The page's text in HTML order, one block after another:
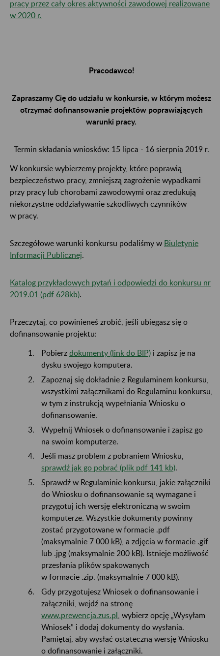
pracy przez cały okres aktywności zawodowej realizowane
w 2020 r.
Pracodawco!
Zapraszamy Cię do udziału w konkursie, w którym możesz
otrzymać dofinansowanie projektów poprawiających
warunki pracy.
Termin składania wniosków: 15 lipca - 16 sierpnia 2019 r.
W konkursie wybierzemy projekty, które poprawią
bezpieczeństwo pracy, zmniejszą zagrożenie wypadkami
przy pracy lub chorobami zawodowymi oraz zredukują
niekorzystne oddziaływanie szkodliwych czynników
w pracy.
Szczegółowe warunki konkursu podaliśmy w Biuletynie
Informacji Publicznej.
Katalog przykładowych pytań i odpowiedzi do konkursu nr
2019.01 (pdf 628kb).
Przeczytaj, co powinieneś zrobić, jeśli ubiegasz się o
dofinansowanie projektu:
Pobierz dokumenty (link do BIP) i zapisz je na
dysku swojego komputera.
Zapoznaj się dokładnie z Regulaminem konkursu,
wszystkimi załącznikami do Regulaminu konkursu,
w tym z instrukcją wypełniania Wniosku o
dofinansowanie.
Wypełnij Wniosek o dofinansowanie i zapisz go
na swoim komputerze.
Jeśli masz problem z pobraniem Wniosku,
sprawdź jak go pobrać (plik pdf 141 kb).
Sprawdź w Regulaminie konkursu, jakie załączniki
do Wniosku o dofinansowanie są wymagane i
przygotuj ich wersję elektroniczną w swoim
komputerze. Wszystkie dokumenty powinny
zostać przygotowane w formacie .pdf
(maksymalnie 7 000 kB), a zdjęcia w formacie .gif
lub .jpg (maksymalnie 200 kB). Istnieje możliwość
przesłania plików spakowanych
w formacie .zip. (maksymalnie 7 000 kB).
Gdy przygotujesz Wniosek o dofinansowanie i
załączniki, wejdź na stronę
www.prewencja.zus.pl , wybierz opcję „Wysyłam
Wniosek” i dodaj dokumenty do wysłania.
Pamiętaj, aby wysłać ostateczną wersję Wniosku
o dofinansowanie i załączniki.